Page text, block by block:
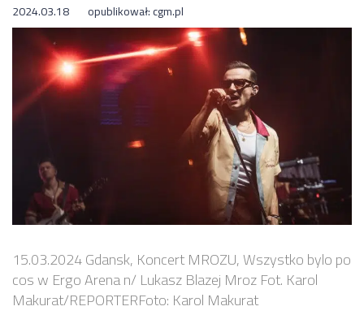
2024.03.18 opublikował:cgm.pl
15.03.2024 Gdansk, Koncert MROZU, Wszystko bylo po
cos w Ergo Arena n/ Lukasz Blazej Mroz Fot. Karol
Makurat/REPORTERFoto: Karol Makurat